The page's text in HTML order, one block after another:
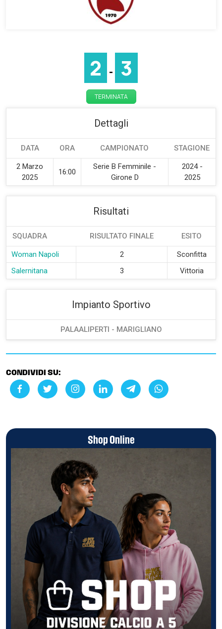
2 - 3
TERMINATA
Dettagli
DATA ORA CAMPIONATO STAGIONE
2 Marzo
2025
16:00
Serie B Femminile -
Girone D
2024 -
2025
Risultati
SQUADRA RISULTATO FINALE ESITO
Woman Napoli 2
Sconfitta
Salernitana
3 Vittoria
Impianto Sportivo
PALAALIPERTI - MARIGLIANO
CONDIVIDI SU:
Shop Online